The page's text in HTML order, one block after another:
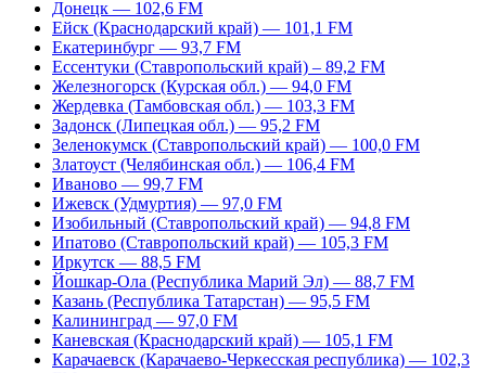
Донецк — 102,6 FM
Ейск (Краснодарский край) — 101,1 FM
Екатеринбург — 93,7 FM
Ессентуки (Ставропольский край) – 89,2 FM
Железногорск (Курская обл.) — 94,0 FM
Жердевка (Тамбовская обл.) — 103,3 FM
Задонск (Липецкая обл.) — 95,2 FM
Зеленокумск (Ставропольский край) — 100,0 FM
Златоуст (Челябинская обл.) — 106,4 FM
Иваново — 99,7 FM
Ижевск (Удмуртия) — 97,0 FM
Изобильный (Ставропольский край) — 94,8 FM
Ипатово (Ставропольский край) — 105,3 FM
Иркутск — 88,5 FM
Йошкар-Ола (Республика Марий Эл) — 88,7 FM
Казань (Республика Татарстан) — 95,5 FM
Калининград — 97,0 FM
Каневская (Краснодарский край) — 105,1 FM
Карачаевск (Карачаево-Черкесская республика) — 102,3